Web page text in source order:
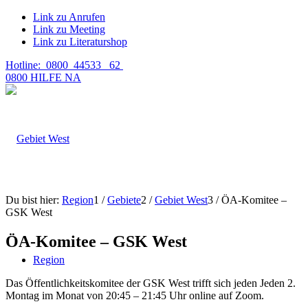
Link zu Anrufen
Link zu Meeting
Link zu Literaturshop
Hotline: 0800 44533 62
0800 HILFE NA
Region
Du bist hier: Region1 / Gebiete2 / Gebiet West3 / ÖA-Komitee –
GSK West
ÖA-Komitee – GSK West
Das Öffentlichkeitskomitee der GSK West trifft sich jeden Jeden 2.
Montag im Monat von 20:45 – 21:45 Uhr online auf Zoom.